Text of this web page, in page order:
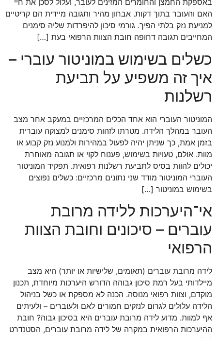
באספקת החמצן והחומרים המזינים לעובר, ועלול לסכן את חיי
האם והעובר בתוך דקות. אבחון מהיר ותגובה מיידית הם קריטיים
למניעת נזק בלתי הפיך. גורמי סיכון להיפרדות שליה סימנים
המחייבים תגובה דחופה חובת הצוות הרפואי בעת […]
כשלים בשימוש במוניטור עוברי –
איך זה משפיע על תביעת
רשלנות
המוניטור העוברי הוא אחד הכלים המרכזיים במעקב אחר מצב
העובר במהלך הלידה. מטרתו לזהות סימנים למצוקה עוברית
בזמן אמת, כך שניתן יהיה לפעול במהירות ולמנוע נזק קבוע או
מוות. אולם, טעויות בשימוש, פענוח לקוי או תגובה מאוחרת
יכולים להוות בסיס לתביעת רשלנות רפואית. תפקיד המוניטור
העוברי המוניטור מודד שני נתונים מרכזיים: כשלים נפוצים
בשימוש במוניטור […]
אי־היערכות ללידה מרובת
עוברים – סיכונים וחובת הצוות
הרפואי
לידה מרובת עוברים (תאומים, שלישיות או יותר) היא מצב
מיילדותי בעל רמת סיכון גבוהה הדורש היערכות מיוחדת, תכנון
מוקדם, וצוות רפואי מנוסה. הכנה לא מספקת או כשל בניהול
הלידה עלולים לגרום לנזקים חמורים לאם ולעוברים – ולעיתים
אף למוות. מדוע לידה מרובת עוברים היא בסיכון גבוה? חובת
ההיערכות הרפואית במקרה של לידה מרובת עוברים, הסטנדרט